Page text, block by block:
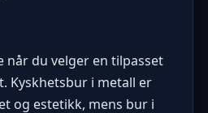
når du velger en tilpasset
Kyskhetsbur i metall er
og estetikk, mens bur i